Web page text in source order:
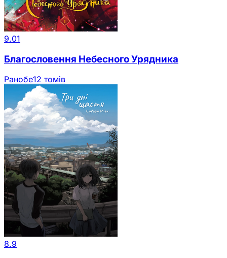
9.01
Благословення Небесного Урядника
Ранобе12 томів
8.9